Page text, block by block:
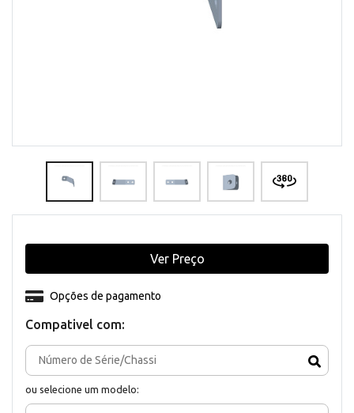
Compativel com:
ou selecione um modelo:
Opções de pagamento
Ver Preço